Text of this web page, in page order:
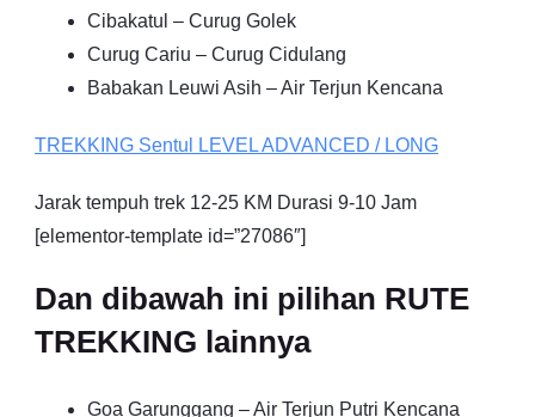
Cibakatul – Curug Golek
Curug Cariu – Curug Cidulang
Babakan Leuwi Asih – Air Terjun Kencana
TREKKING Sentul LEVEL ADVANCED / LONG
Jarak tempuh trek 12-25 KM Durasi 9-10 Jam
[elementor-template id=”27086″]
Dan dibawah ini pilihan RUTE
TREKKING lainnya
Goa Garunggang – Air Terjun Putri Kencana